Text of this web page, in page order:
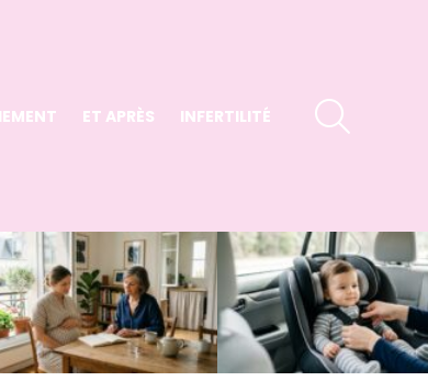
ET APRÈS INFERTILITÉ